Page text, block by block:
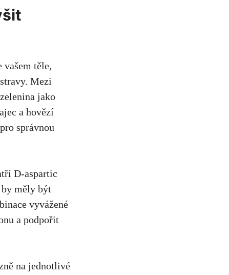
vašem těle,
Mezi
jako
a hovězí
správnou
D-aspartic
měly být
vyvážené
a podpořit
na jednotlivé